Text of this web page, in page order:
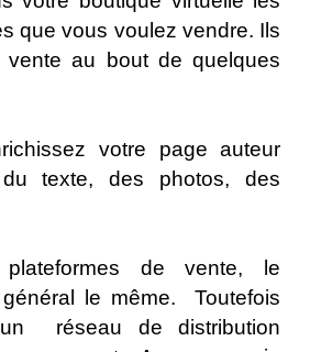
que vous voulez vendre. Ils
au bout de quelques
votre page auteur
texte, des photos, des
plateformes de vente, le
le même. Toutefois
réseau de distribution